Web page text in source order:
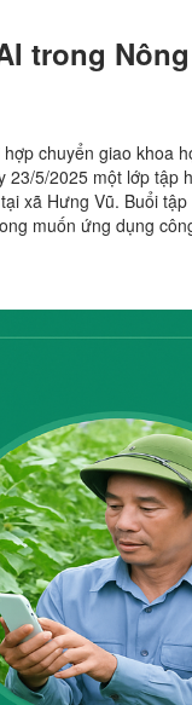
trong
chuyển giao khoa
23/5/2025 một lớp tập
xã Hưng Vũ. Buổi
muốn ứng dụng